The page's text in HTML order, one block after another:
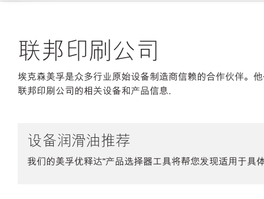
联邦印刷公司
埃克森美孚是众多行业原始设备制造商信赖的合作伙伴。
联邦印刷公司的相关设备和产品信息.
设备润滑油推荐
我们的美孚优释达℠产品选择器工具将帮您发现适用于具